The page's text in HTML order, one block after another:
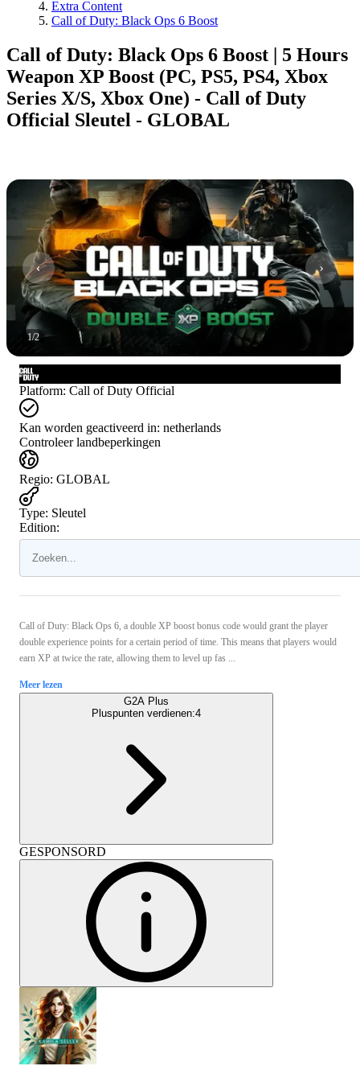
Extra Content
Call of Duty: Black Ops 6 Boost
Call of Duty: Black Ops 6 Boost | 5 Hours
Weapon XP Boost (PC, PS5, PS4, Xbox
Series X/S, Xbox One) - Call of Duty
Official Sleutel - GLOBAL
1/2
Platform: Call of Duty Official
Kan worden geactiveerd in: netherlands
Controleer landbeperkingen
Regio: GLOBAL
Type: Sleutel
Edition:
Call of Duty: Black Ops 6, a double XP boost bonus code would grant the player
double experience points for a certain period of time. This means that players would
earn XP at twice the rate, allowing them to level up fas ...
Meer lezen
G2A Plus
Pluspunten verdienen:4
GESPONSORD